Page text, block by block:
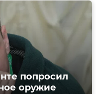
попросил
оружие